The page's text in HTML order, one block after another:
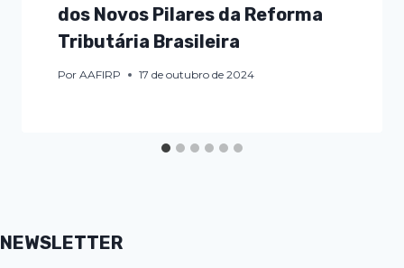
dos Novos Pilares da Reforma
Tributária Brasileira
Por AAFIRP 17 de outubro de 2024
NEWSLETTER